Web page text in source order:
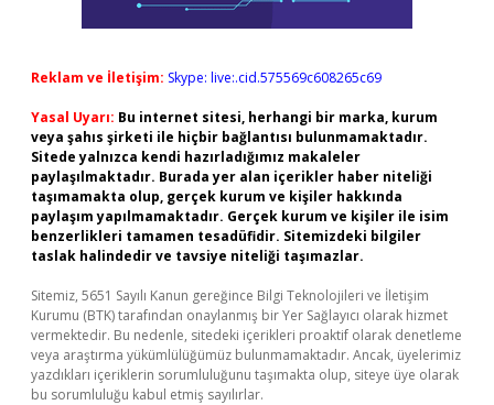
Reklam ve İletişim: Skype: live:.cid.575569c608265c69
Yasal Uyarı: Bu internet sitesi, herhangi bir marka, kurum
veya şahıs şirketi ile hiçbir bağlantısı bulunmamaktadır.
Sitede yalnızca kendi hazırladığımız makaleler
paylaşılmaktadır. Burada yer alan içerikler haber niteliği
taşımamakta olup, gerçek kurum ve kişiler hakkında
paylaşım yapılmamaktadır. Gerçek kurum ve kişiler ile isim
benzerlikleri tamamen tesadüfidir. Sitemizdeki bilgiler
taslak halindedir ve tavsiye niteliği taşımazlar.
Sitemiz, 5651 Sayılı Kanun gereğince Bilgi Teknolojileri ve İletişim
Kurumu (BTK) tarafından onaylanmış bir Yer Sağlayıcı olarak hizmet
vermektedir. Bu nedenle, sitedeki içerikleri proaktif olarak denetleme
veya araştırma yükümlülüğümüz bulunmamaktadır. Ancak, üyelerimiz
yazdıkları içeriklerin sorumluluğunu taşımakta olup, siteye üye olarak
bu sorumluluğu kabul etmiş sayılırlar.